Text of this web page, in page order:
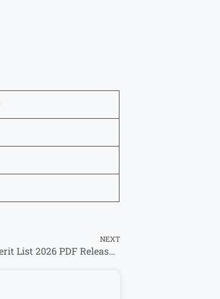
NEXT
India Post Office GDS Merit List 2026 PDF Release Date, Cut Off Marks at indiapostgdsonline.gov.in